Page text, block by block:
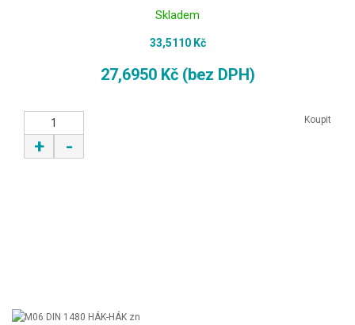
Skladem
33,5110 Kč
27,6950 Kč (bez DPH)
+ -
Koupit